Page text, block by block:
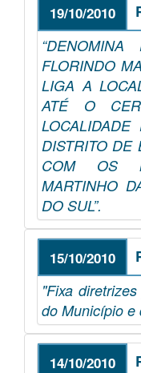
19/10/2010
FLORINDO
LIGA A
ATÉ O
DISTRITO DE
COM OS
MARTINHO
DO SUL”.
15/10/2010
"Fixa
do Município e
14/10/2010